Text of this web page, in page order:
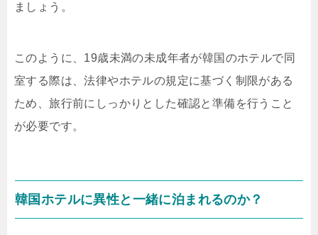
ましょう。
このように、19歳未満の未成年者が韓国のホテルで同
室する際は、法律やホテルの規定に基づく制限がある
ため、旅行前にしっかりとした確認と準備を行うこと
が必要です。
韓国ホテルに異性と一緒に泊まれるのか？